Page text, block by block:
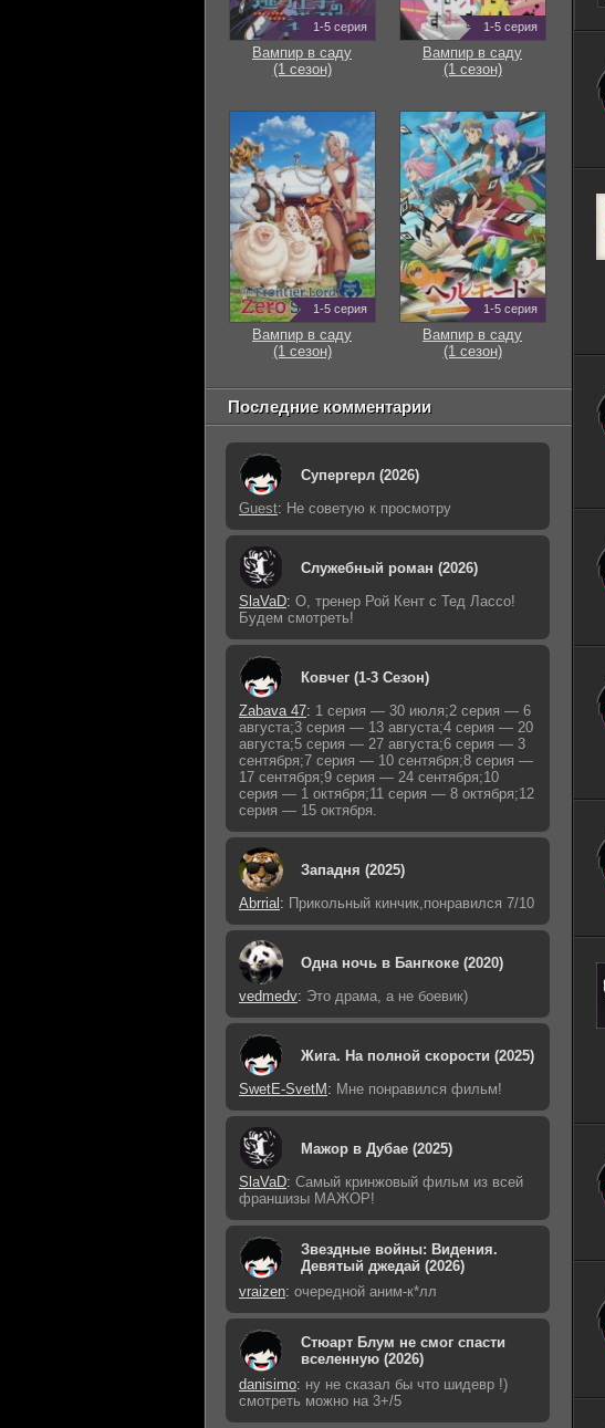
1-5 серия
Вампир в саду
(1 сезон)
1-5 серия
Вампир в саду
(1 сезон)
1-5 серия
Вампир в саду
(1 сезон)
1-5 серия
Вампир в саду
(1 сезон)
Последние комментарии
Супергерл (2026)
Guest: Не советую к просмотру
Служебный роман (2026)
SlaVaD: О, тренер Рой Кент с Тед Лассо!
Будем смотреть!
Ковчег (1-3 Сезон)
Zabava 47: 1 серия — 30 июля;2 серия — 6
августа;3 серия — 13 августа;4 серия — 20
августа;5 серия — 27 августа;6 серия — 3
сентября;7 серия — 10 сентября;8 серия —
17 сентября;9 серия — 24 сентября;10
серия — 1 октября;11 серия — 8 октября;12
серия — 15 октября.
Западня (2025)
Abrrial : Прикольный кинчик,понравился 7/10
Одна ночь в Бангкоке (2020)
vedmedv: Это драма, а не боевик)
Жига. На полной скорости (2025)
SwetE-SvetM : Мне понравился фильм!
Мажор в Дубае (2025)
SlaVaD: Самый кринжовый фильм из всей
франшизы МАЖОР!
Звездные войны: Видения.
Девятый джедай (2026)
vraizen: очередной аним-к*лл
Стюарт Блум не смог спасти
вселенную (2026)
danisimo: ну не сказал бы что шидевр !)
смотреть можно на 3+/5